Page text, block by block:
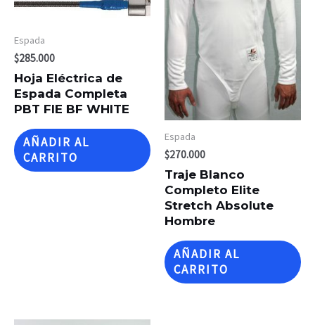
Espada
$285.000
Hoja Eléctrica de
Espada Completa
PBT FIE BF WHITE
AÑADIR AL
CARRITO
Espada
$270.000
Traje Blanco
Completo Elite
Stretch Absolute
Hombre
AÑADIR AL
CARRITO